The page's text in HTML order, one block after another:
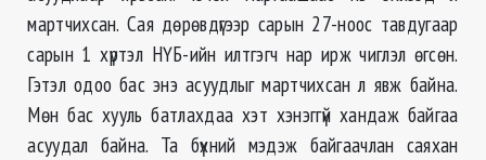
мартчихсан. Сая дөрөвдүгээр сарын 27-ноос тавдугаар
сарын 1 хүртэл НҮБ-ийн илтгэгч нар ирж чиглэл өгсөн.
Гэтэл одоо бас энэ асуудлыг мартчихсан л явж байна.
Мөн бас хууль батлахдаа хэт хэнэггүй хандаж байгаа
асуудал байна. Та бүхний мэдэж байгаачлан саяхан